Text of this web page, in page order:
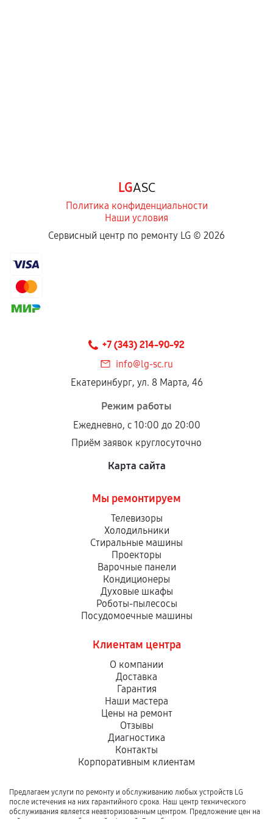
отдельных условиях.
Если комплектующие куплены
сохраняться полностью или частично, если
соблюдены следующие условия:
Установка была выполнена нашим сервисным
центром.
При этом гарантия на сами комплектующие
продавца. За качество сторонних деталей
сервисный центр ответственности не несет.
LGASC
Политика конфиденциальности
Наши условия
Сервисный центр по ремонту LG © 2026
+7 (343) 214-90-92
info@lg-sc.ru
Екатеринбург, ул. 8 Марта, 46
Режим работы
Ежедневно, с 10:00 до 20:00
Приём заявок круглосуточно
Карта сайта
Мы ремонтируем
Телевизоры
Холодильники
Стиральные машины
Проекторы
Варочные панели
Кондиционеры
Духовые шкафы
Роботы-пылесосы
Посудомоечные машины
Клиентам центра
О компании
Доставка
Гарантия
Наши мастера
Цены на ремонт
Отзывы
Диагностика
Контакты
Корпоративным клиентам
Предлагаем услуги по ремонту и обслуживанию любых устройств LG
после истечения на них гарантийного срока. Наш центр технического
обслуживания является неавторизованным центром. Предложение цен на